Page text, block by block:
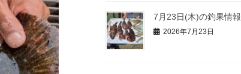
7月23日(木)の釣果情報
2026年7月23日